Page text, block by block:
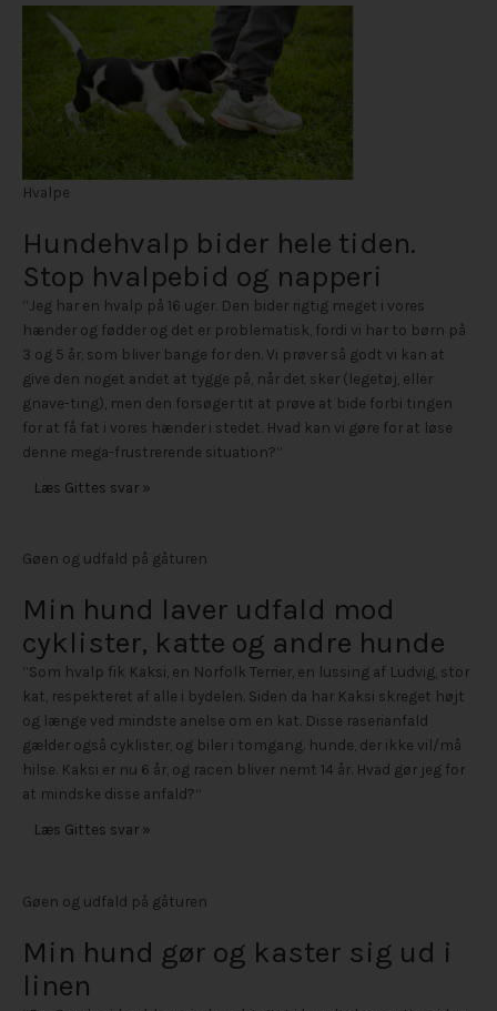
Hvalpe
Hundehvalp bider hele tiden.
Stop hvalpebid og napperi
“Jeg har en hvalp på 16 uger. Den bider rigtig meget i vores
hænder og fødder og det er problematisk, fordi vi har to børn på
3 og 5 år, som bliver bange for den. Vi prøver så godt vi kan at
give den noget andet at tygge på, når det sker (legetøj, eller
gnave-ting), men den forsøger tit at prøve at bide forbi tingen
for at få fat i vores hænder i stedet. Hvad kan vi gøre for at løse
denne mega-frustrerende situation?”
Læs Gittes svar »
Gøen og udfald på gåturen
Min hund laver udfald mod
cyklister, katte og andre hunde
“Som hvalp fik Kaksi, en Norfolk Terrier, en lussing af Ludvig, stor
kat, respekteret af alle i bydelen. Siden da har Kaksi skreget højt
og længe ved mindste anelse om en kat. Disse raserianfald
gælder også cyklister, og biler i tomgang. hunde, der ikke vil/må
hilse. Kaksi er nu 6 år, og racen bliver nemt 14 år. Hvad gør jeg for
at mindske disse anfald?”
Læs Gittes svar »
Gøen og udfald på gåturen
Min hund gør og kaster sig ud i
linen